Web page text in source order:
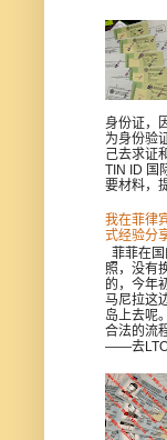
身份证，
为身份验
己去求证
TIN ID 国
要材料，
我在菲律
式经验分
菲菲在
照，没有
的，今年
马尼拉这
岛上去呢
合法的流
——去